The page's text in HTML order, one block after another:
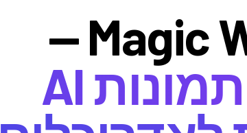
Magic
עריכת תמונות AI